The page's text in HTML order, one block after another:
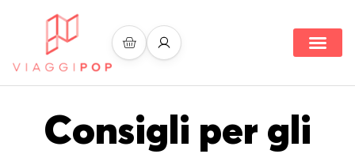
Consigli per gli